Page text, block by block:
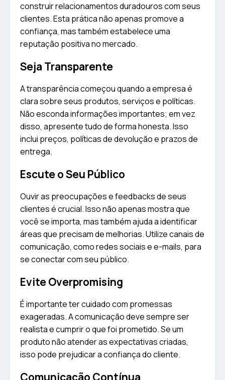
construir relacionamentos duradouros com seus
clientes. Esta prática não apenas promove a
confiança, mas também estabelece uma
reputação positiva no mercado.
Seja Transparente
A transparência começou quando a empresa é
clara sobre seus produtos, serviços e políticas.
Não esconda informações importantes; em vez
disso, apresente tudo de forma honesta. Isso
inclui preços, políticas de devolução e prazos de
entrega.
Escute o Seu Público
Ouvir as preocupações e feedbacks de seus
clientes é crucial. Isso não apenas mostra que
você se importa, mas também ajuda a identificar
áreas que precisam de melhorias. Utilize canais de
comunicação, como redes sociais e e-mails, para
se conectar com seu público.
Evite Overpromising
É importante ter cuidado com promessas
exageradas. A comunicação deve sempre ser
realista e cumprir o que foi prometido. Se um
produto não atender as expectativas criadas,
isso pode prejudicar a confiança do cliente.
Comunicação Contínua